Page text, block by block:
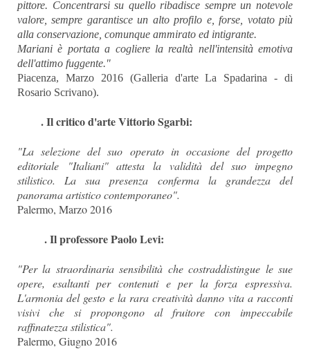
pittore. Concentrarsi su quello ribadisce sempre un notevole
valore, sempre garantisce un alto profilo e, forse, votato più
alla conservazione, comunque ammirato ed intigrante.
Mariani è portata a cogliere la realtà nell'intensità emotiva
dell'attimo fuggente."
Piacenza, Marzo 2016 (Galleria d'arte La Spadarina - di
Rosario Scrivano).
. Il critico d'arte Vittorio Sgarbi:
"La selezione del suo operato in occasione del progetto
editoriale "Italiani" attesta la validità del suo impegno
stilistico. La sua presenza conferma la grandezza del
panorama artistico contemporaneo".
Palermo, Marzo 2016
. Il professore Paolo Levi:
"Per la straordinaria sensibilità che costraddistingue le sue
opere, esaltanti per contenuti e per la forza espressiva.
L'armonia del gesto e la rara creatività danno vita a racconti
visivi che si propongono al fruitore con impeccabile
raffinatezza stilistica".
Palermo, Giugno 2016